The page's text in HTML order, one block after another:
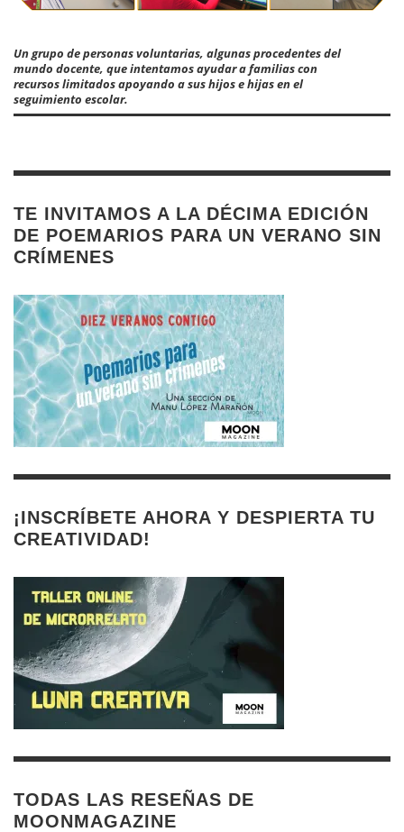
Un grupo de personas voluntarias, algunas procedentes del
mundo docente, que intentamos ayudar a familias con
recursos limitados apoyando a sus hijos e hijas en el
seguimiento escolar.
TE INVITAMOS A LA DÉCIMA EDICIÓN
DE POEMARIOS PARA UN VERANO SIN
CRÍMENES
¡INSCRÍBETE AHORA Y DESPIERTA TU
CREATIVIDAD!
TODAS LAS RESEÑAS DE
MOONMAGAZINE